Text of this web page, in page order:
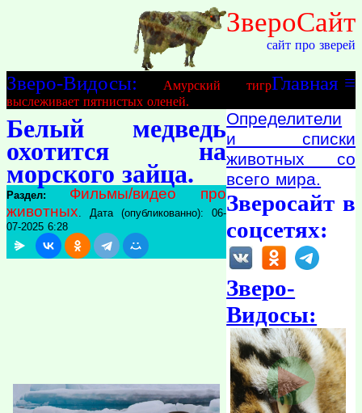
ЗвероСайт
сайт про зверей
≡
Главная
Зверо-Видосы:
Амурский тигр
выслеживает пятнистых оленей.
Белый медведь
охотится на
морского зайца.
Раздел:
Фильмы/видео про
животных. Дата (опубликованно): 06-
07-2025 6:28
Определители
и списки
животных со
всего мира.
Зверосайт в
соцсетях:
Зверо-
Видосы: